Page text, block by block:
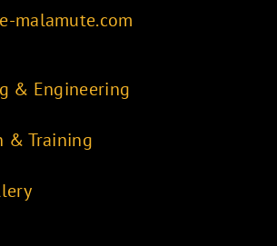
malamute.com
& Engineering
& Training